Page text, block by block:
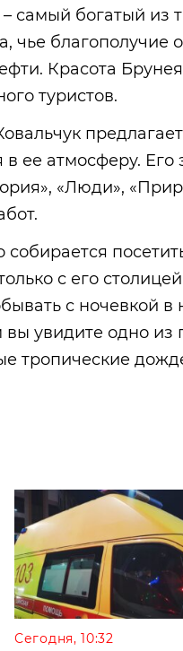
самый богатый из
чье благополучие
Красота
туристов.
в ее атмосферу. Его
«Люди»,
собирается
с его
с ночевкой
увидите одно из
тропические
Сегодня, 10:32